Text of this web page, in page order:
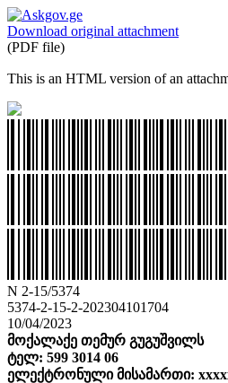
Download original attachment
(PDF file)
This is an HTML version of an
N 2-15/5374
5374-2-15-2-202304101704
10/04/2023
მოქალაქე თემურ გუგუშვილს
ტელ: 599 3014 06
ელექტრონული მისამართი: